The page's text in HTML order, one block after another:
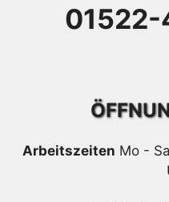
Arbeitszeiten Mo -